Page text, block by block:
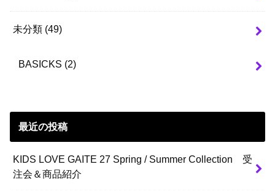
未分類 (49)
BASICKS (2)
最近の投稿
KIDS LOVE GAITE 27 Spring / Summer Collection 受
注会＆商品紹介